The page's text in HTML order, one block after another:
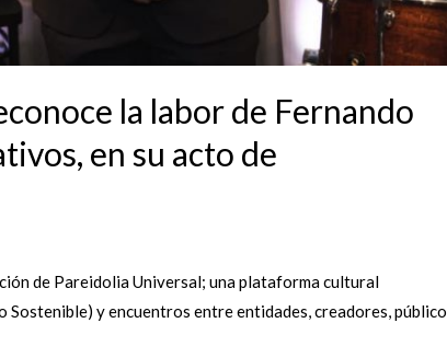
la labor de Fernando
en su acto de
de Pareidolia Universal; una plataforma cultural
y encuentros entre entidades, creadores, público